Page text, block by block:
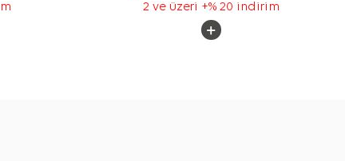
2 ve üzeri +% 20 indirim